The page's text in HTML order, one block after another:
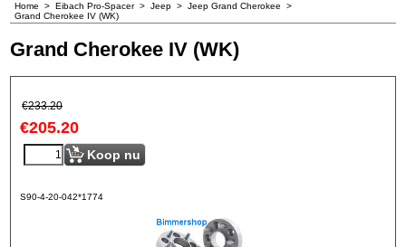
Home > Eibach Pro-Spacer> Jeep > Jeep Grand Cherokee >
Grand Cherokee IV (WK)
Grand Cherokee IV (WK)
€233.20
€205.20
Koop nu
S90-4-20-042*1774